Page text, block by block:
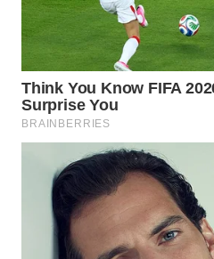
WAHANA
KONSUMEN
WAHANA
LISTRIK
TRAVEL
WAHANA